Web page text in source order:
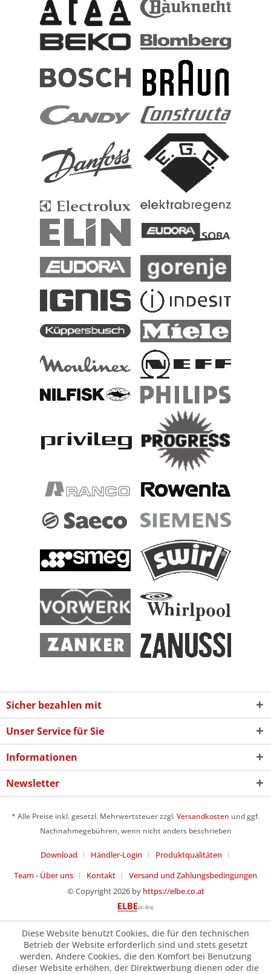
Sicher bezahlen mit
Unser Service für Sie
Informationen
Newsletter
* Alle Preise inkl. gesetzl. Mehrwertsteuer zzgl.Versandkosten und ggf.
Nachnahmegebühren, wenn nicht anders beschrieben
Download Händler-Login
Produktqualitäten
Team - Über uns
Kontakt
Versand und Zahlungsbedingungen
© Copyright 2026 by https://elbe.co.at
Diese Website benutzt Cookies, die für den technischen
Betrieb der Website erforderlich sind und stets gesetzt
werden. Andere Cookies, die den Komfort bei Benutzung
dieser Website erhöhen, der Direktwerbung dienen oder die